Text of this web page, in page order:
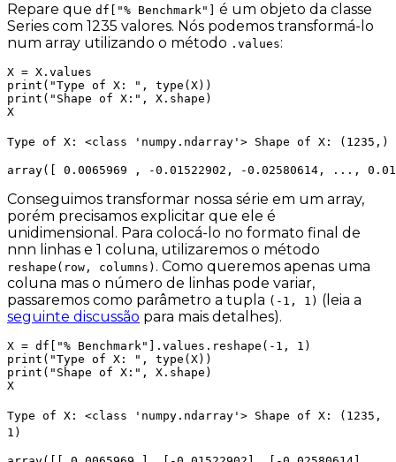
Repare que df["% Benchmark"]
é um objeto da classe
Series com 1235 valores. Nós podemos transformá-lo
num array utilizando o método .values:
X = X.values
print("Type of X: ", type(X))
print("Shape of X:", X.shape)
Type of X: <class 'numpy.ndarray'> Shape of X: (1235,)
array([ 0.0065969 , -0.01522902, -0.02580614, ...,
Conseguimos transformar nossa série em um array,
porém precisamos explicitar que ele é
unidimensional. Para colocá-lo no formato final de
nnn linhas e 1 coluna, utilizaremos o método
reshape(row, columns) . Como queremos apenas uma
coluna mas o número de linhas pode variar,
passaremos como parâmetro a tupla (-1, 1) (leia a
seguinte discussão para mais detalhes).
X = df["% Benchmark"].values.reshape(-1, 1)
print("Type of X: ", type(X))
print("Shape of X:", X.shape)
Type of X: <class 'numpy.ndarray'> Shape of X: (1235,
1)